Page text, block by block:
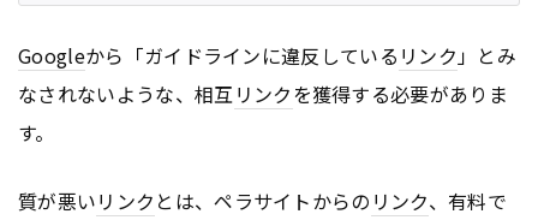
Googleから「ガイドラインに違反している リンク」とみ
なされないような、相互リンクを獲得する必要がありま
す。
質が悪いリンク とは、ペラサイトからの リンク、有料で